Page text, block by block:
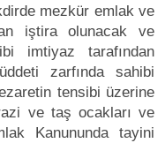
mezkür emlak ve
iştira olunacak ve
imtiyaz tarafından
zarfında sahibi
tensibi üzerine
ve taş ocakları ve
Kanununda tayini